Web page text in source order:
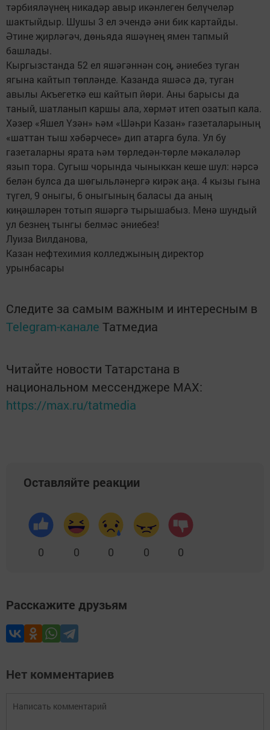
тәрбияләүнең никадәр авыр икәнлеген белүчеләр
шактыйдыр. Шушы 3 ел эчендә әни бик картайды.
Әтине җирләгәч, дөньяда яшәүнең ямен тапмый
башлады.
Кыргызстанда 52 ел яшәгәннән соң, әниебез туган
ягына кайтып төпләнде. Казанда яшәсә дә, туган
авылы Акъегеткә еш кайтып йөри. Аны барысы да
таный, шатланып каршы ала, хөрмәт итеп озатып кала.
Хәзер «Яшел Үзән» һәм «Шәһри Казан» газеталарының
«шаттан тыш хәбәрчесе» дип атарга була. Ул бу
газеталарны ярата һәм төрледән-төрле мәкаләләр
язып тора. Сугыш чорында чыныккан кеше шул: нәрсә
белән булса да шөгыльләнергә кирәк аңа. 4 кызы гына
түгел, 9 оныгы, 6 оныгының баласы да аның
киңәшләрен тотып яшәргә тырышабыз. Менә шундый
ул безнең тынгы белмәс әниебез!
Луиза Вилданова,
Казан нефтехимия колледжының директор
урынбасары
Следите за самым важным и интересным в
Telegram-канале Татмедиа
Читайте новости Татарстана в
национальном мессенджере MАХ:
https://max.ru/tatmedia
Оставляйте реакции
0 0 0 0 0
Расскажите друзьям
Нет комментариев